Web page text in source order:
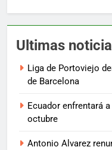
Ultimas
Liga de Portoviejo
de Barcelona
Ecuador enfrentará
octubre
Antonio Alvarez